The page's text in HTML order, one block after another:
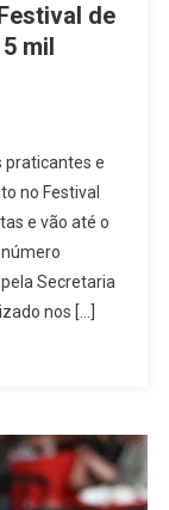
de
mil
praticantes e
no Festival
e vão até o
Secretaria
nos […]